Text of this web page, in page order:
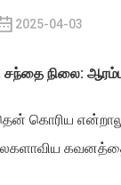
2025-04-03
சந்தை நிலை:
கொரிய